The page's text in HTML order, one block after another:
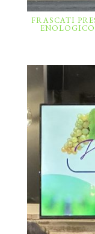
FRASCATI